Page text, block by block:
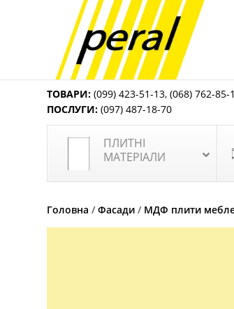
ТОВАРИ: (099) 423-51-13,(068) 762-85-
ПОСЛУГИ: (097) 487-18-70
ПЛИТНІ
МАТЕРІАЛИ
Головна /Фасади / МДФ плити